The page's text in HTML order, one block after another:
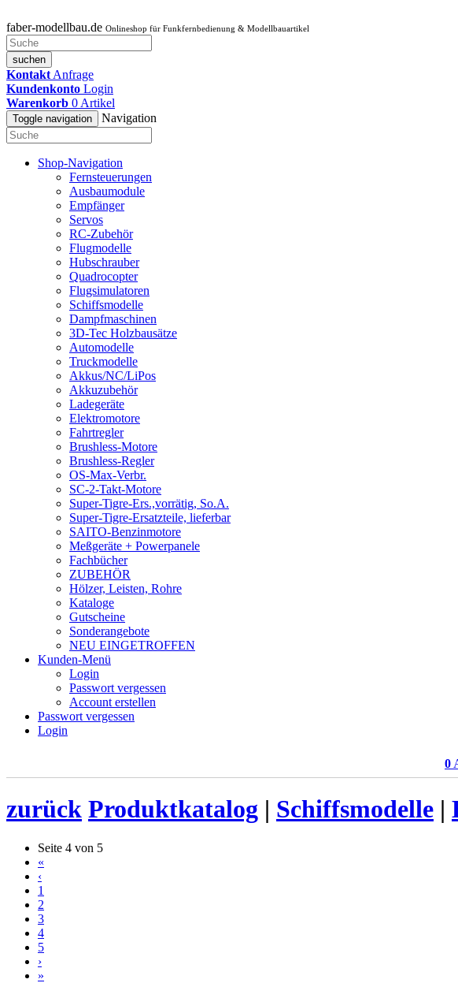
faber-modellbau.de Onlineshop für Funkfernbedienung & Modellbauartikel
suchen
Kontakt Anfrage
Kundenkonto Login
Warenkorb 0 Artikel
Toggle navigation Navigation
Shop-Navigation
Fernsteuerungen
Ausbaumodule
Empfänger
Servos
RC-Zubehör
Flugmodelle
Hubschrauber
Quadrocopter
Flugsimulatoren
Schiffsmodelle
Dampfmaschinen
3D-Tec Holzbausätze
Automodelle
Truckmodelle
Akkus/NC/LiPos
Akkuzubehör
Ladegeräte
Elektromotore
Fahrtregler
Brushless-Motore
Brushless-Regler
OS-Max-Verbr.
SC-2-Takt-Motore
Super-Tigre-Ers.,vorrätig, So.A.
Super-Tigre-Ersatzteile, lieferbar
SAITO-Benzinmotore
Meßgeräte + Powerpanele
Fachbücher
ZUBEHÖR
Hölzer, Leisten, Rohre
Kataloge
Gutscheine
Sonderangebote
NEU EINGETROFFEN
Kunden-Menü
Login
Passwort vergessen
Account erstellen
Passwort vergessen
Login
0
zurück Produktkatalog | Schiffsmodelle |
Seite 4 von 5
«
‹
1
2
3
4
5
›
»